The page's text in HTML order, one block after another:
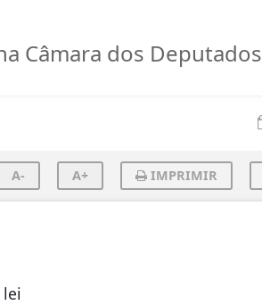
Câmara dos Deputados
A- A+ IMPRIMIR